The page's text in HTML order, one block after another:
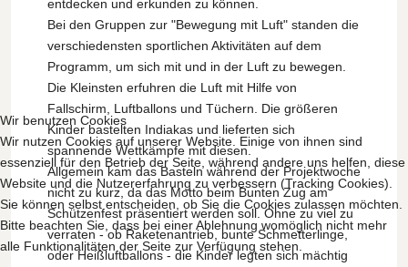
entdecken und erkunden zu können.
Bei den Gruppen zur "Bewegung mit Luft" standen die
verschiedensten sportlichen Aktivitäten auf dem
Programm, um sich mit und in der Luft zu bewegen.
Die Kleinsten erfuhren die Luft mit Hilfe von
Fallschirm, Luftballons und Tüchern. Die größeren
Kinder bastelten Indiakas und lieferten sich
spannende Wettkämpfe mit diesen.
Allgemein kam das Basteln während der Projektwoche
nicht zu kurz, da das Motto beim Bunten Zug am
Schützenfest präsentiert werden soll. Ohne zu viel zu
verraten - ob Raketenantrieb, bunte Schmetterlinge,
oder Heißluftballons - die Kinder legten sich mächtig
Wir benutzen Cookies
Wir nutzen Cookies auf unserer Website. Einige von ihnen sind
essenziell für den Betrieb der Seite, während andere uns helfen, diese
Website und die Nutzererfahrung zu verbessern (Tracking Cookies).
Sie können selbst entscheiden, ob Sie die Cookies zulassen möchten.
Bitte beachten Sie, dass bei einer Ablehnung womöglich nicht mehr
alle Funktionalitäten der Seite zur Verfügung stehen.